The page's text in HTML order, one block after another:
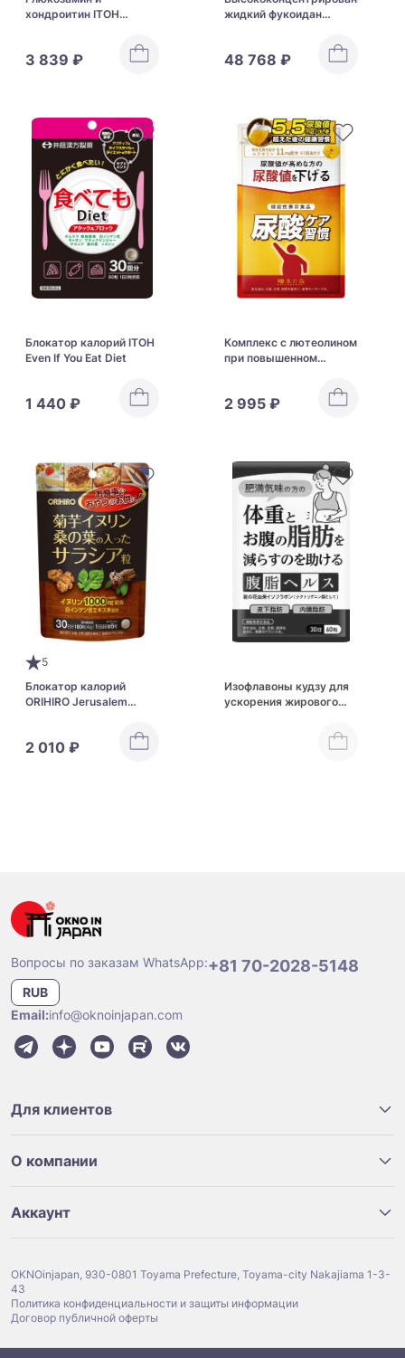
хондроитин ITOH
3 839 ₽
жидкий фукоидан
48 768 ₽
Блокатор калорий ITOH
Even If You Eat Diet
1 440 ₽
Комплекс с лютеолином
при повышенном
кислоты Wakannomori
Luteolin Uric Acid Care
2 995 ₽
5
Блокатор калорий
ORIHIRO Jerusalem
Leaves
2 010 ₽
Изофлавоны кудзу для
ускорения жирового
Вопросы по заказам WhatsApp:+81 70-2028-5148
RUB
Email:info@oknoinjapan.com
Для клиентов
О компании
Аккаунт
OKNOinjapan, 930-0801 Toyama Prefecture, Toyama-city Nakajiama 1-3-
43
Политика конфиденциальности и защиты информации
Договор публичной оферты